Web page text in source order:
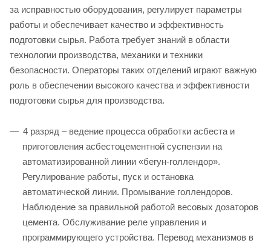
за исправностью оборудования, регулирует параметры
работы и обеспечивает качество и эффективность
подготовки сырья. Работа требует знаний в области
технологии производства, механики и техники
безопасности. Операторы таких отделений играют важную
роль в обеспечении высокого качества и эффективности
подготовки сырья для производства.
4 разряд – ведение процесса обработки асбеста и
приготовления асбестоцементной суспензии на
автоматизированной линии «бегун-голлендор».
Регулирование работы, пуск и остановка
автоматической линии. Промывание голлендоров.
Наблюдение за правильной работой весовых дозаторов
цемента. Обслуживание реле управления и
программирующего устройства. Перевод механизмов в